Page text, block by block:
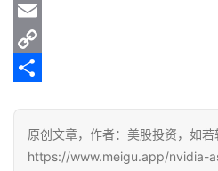
o
o
k
t
e
g
e
C
h
L
n
E
m
C
原创文章，作者：美股投资，如若
https://www.meigu.app/nvidia-